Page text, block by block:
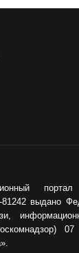
выдано